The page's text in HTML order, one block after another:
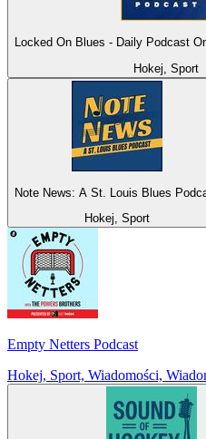
Locked On Blues - Daily Podcast
Hokej, Sport
Note News: A St. Louis Blues
Hokej, Sport
Empty Netters Podcast
Hokej, Sport, Wiadomości,